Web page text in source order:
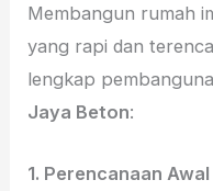
Membangun rumah
yang rapi dan
lengkap
Jaya Beton:
1. Perencanaan Awal